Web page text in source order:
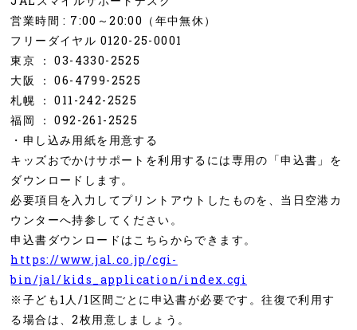
営業時間 : 7:00～20:00（年中無休）
フリーダイヤル 0120-25-0001
東京 ： 03-4330-2525
大阪 ： 06-4799-2525
札幌 ： 011-242-2525
福岡 ： 092-261-2525
・申し込み用紙を用意する
キッズおでかけサポートを利用するには専用の「申込書」を
ダウンロードします。
必要項目を入力してプリントアウトしたものを、当日空港カ
ウンターへ持参してください。
申込書ダウンロードはこちらからできます。
https://www.jal.co.jp/cgi-
bin/jal/kids_application/index.cgi
※子ども1人/1区間ごとに申込書が必要です。往復で利用す
る場合は、2枚用意しましょう。